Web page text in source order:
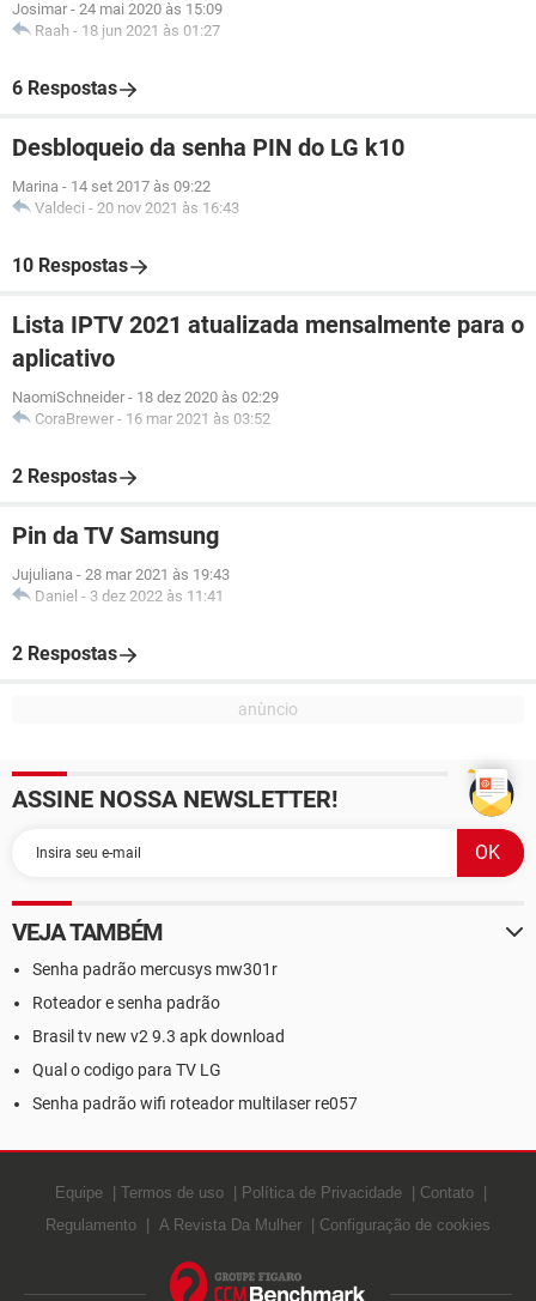
Josimar - 24 mai 2020 às 15:09
Raah - 18 jun 2021 às 01:27
6 Respostas
Desbloqueio da senha PIN do LG k10
Marina - 14 set 2017 às 09:22
Valdeci - 20 nov 2021 às 16:43
10 Respostas
Lista IPTV 2021 atualizada mensalmente para o
aplicativo
NaomiSchneider - 18 dez 2020 às 02:29
CoraBrewer - 16 mar 2021 às 03:52
2 Respostas
Pin da TV Samsung
Jujuliana - 28 mar 2021 às 19:43
Daniel - 3 dez 2022 às 11:41
2 Respostas
ASSINE NOSSA NEWSLETTER!
VEJA TAMBÉM
Senha padrão mercusys mw301r
Roteador e senha padrão
Brasil tv new v2 9.3 apk download
Qual o codigo para TV LG
Senha padrão wifi roteador multilaser re057
Equipe Termos de uso Política de Privacidade
Contato
Regulamento
A Revista Da Mulher Configuração de cookies